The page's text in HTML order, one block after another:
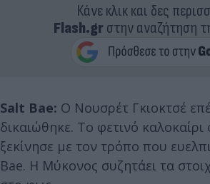
Κάνε κλικ και δες
Flash.grστην αναζήτηση
Salt Bae: Ο Νουσρέτ Γκιοκτσέ
δικαιώθηκε. Το φετινό
ξεκίνησε με τον τρόπο που
Bae. Η Μύκονος συζητάει τα